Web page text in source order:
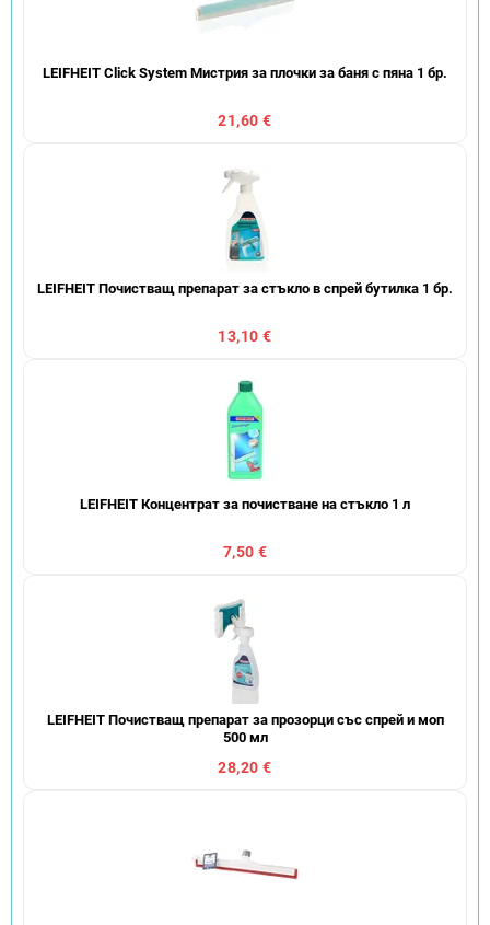
LEIFHEIT Click System Мистрия за плочки за баня с пяна 1 бр.
21,60 €
LEIFHEIT Почистващ препарат за стъкло в спрей бутилка 1 бр.
13,10 €
LEIFHEIT Концентрат за почистване на стъкло 1 л
7,50 €
LEIFHEIT Почистващ препарат за прозорци със спрей и моп
500 мл
28,20 €